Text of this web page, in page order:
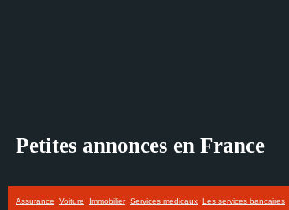
Petites annonces en France
Assurance Voiture Immobilier Services medicaux Les services bancaires